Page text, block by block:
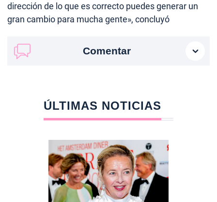
dirección de lo que es correcto puedes generar un
gran cambio para mucha gente», concluyó
Comentar
ÚLTIMAS NOTICIAS